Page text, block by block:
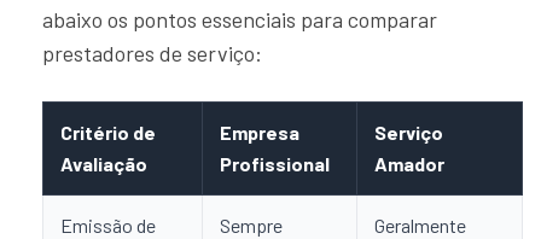
abaixo os pontos essenciais para comparar
prestadores de serviço:
Critério de
Avaliação
Empresa
Profissional
Serviço
Amador
Emissão de
Sempre
Geralmente